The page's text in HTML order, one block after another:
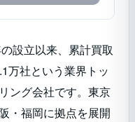
設立以来、累計買取
万社という業界トッ
ング会社です。東京
・福岡に拠点を展開